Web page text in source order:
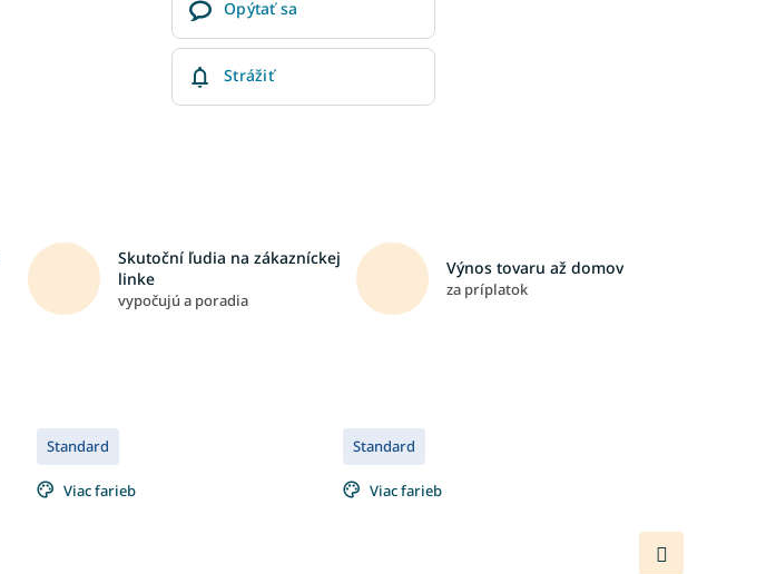
Opýtať sa
Strážiť
Skutoční ľudia na zákazníckej
linke
vypočujú a poradia
Výnos tovaru až domov
za príplatok
Standard
Viac farieb
Standard
Viac farieb
Ďalší
produkt